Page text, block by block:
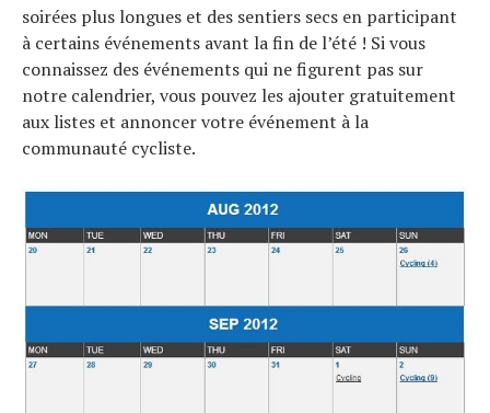
soirées plus longues et des sentiers secs en participant
à certains événements avant la fin de l’été ! Si vous
connaissez des événements qui ne figurent pas sur
notre calendrier, vous pouvez les ajouter gratuitement
aux listes et annoncer votre événement à la
communauté cycliste.